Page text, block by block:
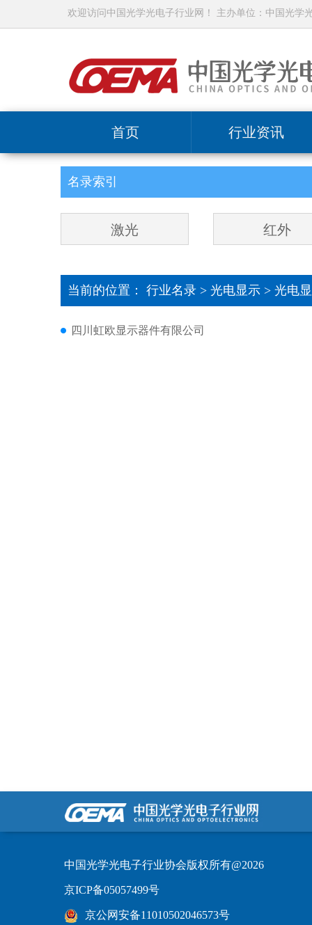
欢迎访问中国光学光电子行业网！ 主办单位：中国光学
首页 行业资讯
名录索引
激光 红外
当前的位置： 行业名录> 光电显示> 光电
四川虹欧显示器件有限公司
中国光学光电子行业协会版权所有@2026
京ICP备05057499号
京公网安备11010502046573号